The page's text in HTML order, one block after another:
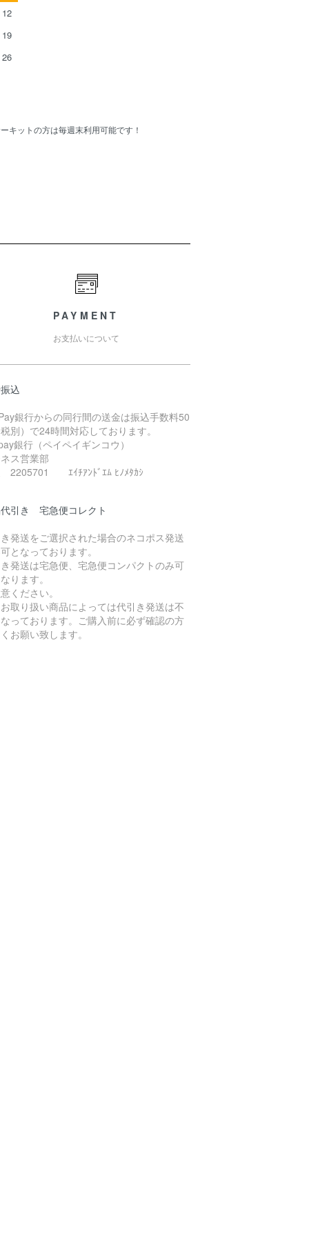
12
19
26
キットの方は毎週末利用可能です！
PAYMENT
お支払いについて
込
銀行からの同行間の送金は振込手数料50
別）で24時間対応しております。
銀行（ペイペイギンコウ）
ス営業部
2205701 ｴｲﾁｱﾝﾄﾞｴﾑ ﾋﾉﾒﾀｶｼ
引き 宅急便コレクト
発送をご選択された場合のネコポス発送
となっております。
発送は宅急便、宅急便コンパクトのみ可
ります。
ください。
取り扱い商品によっては代引き発送は不
っております。ご購入前に必ず確認の方
お願い致します。